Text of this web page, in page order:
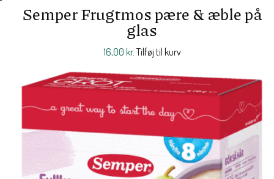
Semper Frugtmos pære & æble på
glas
16,00 kr.Tilføj til kurv